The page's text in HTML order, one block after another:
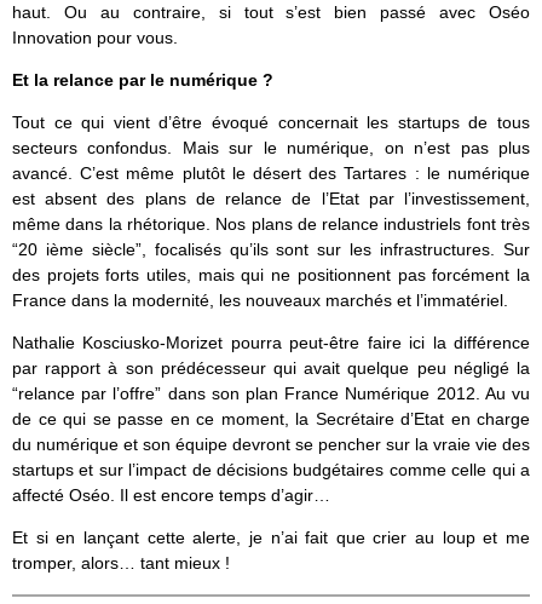
haut. Ou au contraire, si tout s’est bien passé avec Oséo
Innovation pour vous.
Et la relance par le numérique ?
Tout ce qui vient d’être évoqué concernait les startups de tous
secteurs confondus. Mais sur le numérique, on n’est pas plus
avancé. C’est même plutôt le désert des Tartares : le numérique
est absent des plans de relance de l’Etat par l’investissement,
même dans la rhétorique. Nos plans de relance industriels font très
“20 ième siècle”, focalisés qu’ils sont sur les infrastructures. Sur
des projets forts utiles, mais qui ne positionnent pas forcément la
France dans la modernité, les nouveaux marchés et l’immatériel.
Nathalie Kosciusko-Morizet pourra peut-être faire ici la différence
par rapport à son prédécesseur qui avait quelque peu négligé la
“relance par l’offre” dans son plan France Numérique 2012. Au vu
de ce qui se passe en ce moment, la Secrétaire d’Etat en charge
du numérique et son équipe devront se pencher sur la vraie vie des
startups et sur l’impact de décisions budgétaires comme celle qui a
affecté Oséo. Il est encore temps d’agir…
Et si en lançant cette alerte, je n’ai fait que crier au loup et me
tromper, alors… tant mieux !